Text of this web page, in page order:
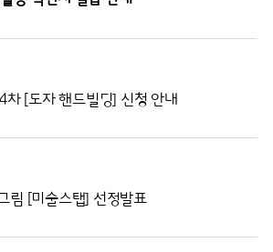
차 [도자 핸드빌딩] 신청 안내
림 [미술스탭] 선정발표